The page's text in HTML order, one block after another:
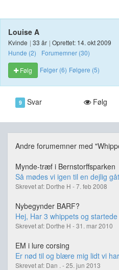
Louise A
Kvinde | 33 år | Oprettet: 14. okt 2009
Hunde (2)
Forumemner (30)
Følg
Følger (6) Følgere (5)
9 Svar Følg
Andre forumemner med
Mynde-træf i Bernstorffsparken
Så mødes vi igen til en dejlig
Skrevet af: Dorthe H - 7. feb 2008
Nybegynder BARF?
Hej, Har 3 whippets og
Skrevet af: Dorthe H - 31. mar 2010
EM i lure corsing
Er nød til og blære mig lidt vi
Skrevet af: Dan . - 25. jun 2013